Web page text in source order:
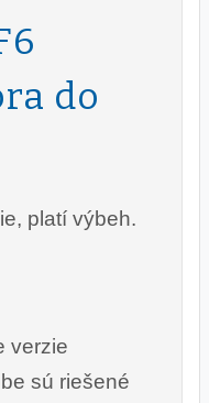
do
platí výbeh.
verzie
sú riešené